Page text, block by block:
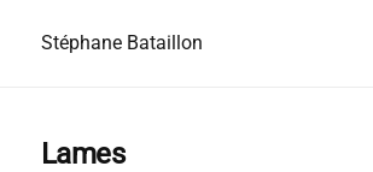
Stéphane Bataillon
Lames